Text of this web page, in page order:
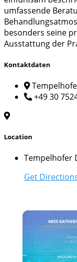
umfassende
besonders seine
Ausstattung der
Kontaktdaten
+49 30
Location
Tempelhofer
Get